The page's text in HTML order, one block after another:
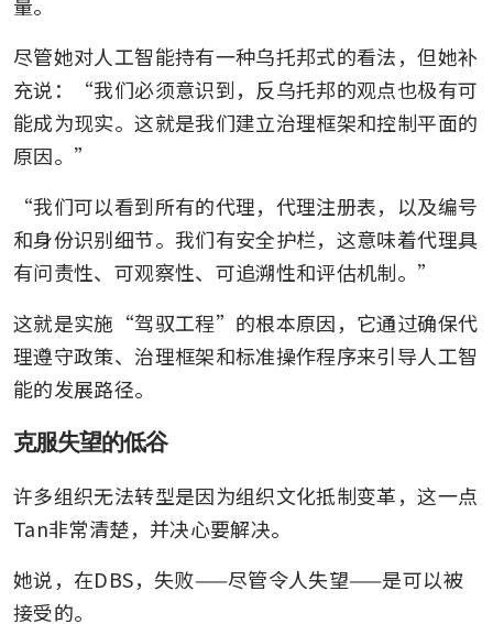
尽管她对人工智能持有一种乌托邦式的看法，但她补
充说：“我们必须意识到，反乌托邦的观点也极有可
能成为现实。这就是我们建立治理框架和控制平面的
原因。”
“我们可以看到所有的代理，代理注册表，以及编号
和身份识别细节。我们有安全护栏，这意味着代理具
有问责性、可观察性、可追溯性和评估机制。”
这就是实施“驾驭工程”的根本原因，它通过确保代
理遵守政策、治理框架和标准操作程序来引导人工智
能的发展路径。
克服失望的低谷
许多组织无法转型是因为组织文化抵制变革，这一点
Tan非常清楚，并决心要解决。
她说，在DBS，失败——尽管令人失望——是可以被
接受的。